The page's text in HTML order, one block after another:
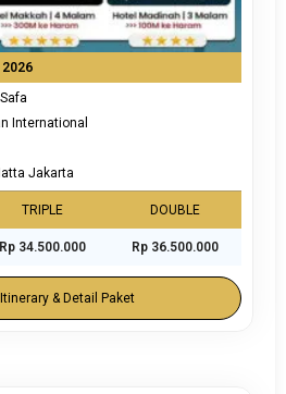
2026
International
Jakarta
TRIPLE DOUBLE
Rp 34.500.000 Rp 36.500.000
& Detail Paket